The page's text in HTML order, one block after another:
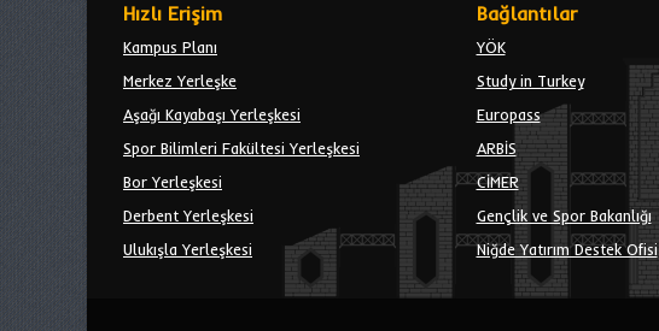
Hızlı Erişim
Kampus Planı
Merkez Yerleşke
Aşağı Kayabaşı Yerleşkesi
Spor Bilimleri Fakültesi Yerleşkesi
Bor Yerleşkesi
Derbent Yerleşkesi
Ulukışla Yerleşkesi
Bağlantılar
YÖK
Study in Turkey
Europass
ARBİS
CİMER
Gençlik ve Spor Bakanlığı
Niğde Yatırım Destek Ofisi